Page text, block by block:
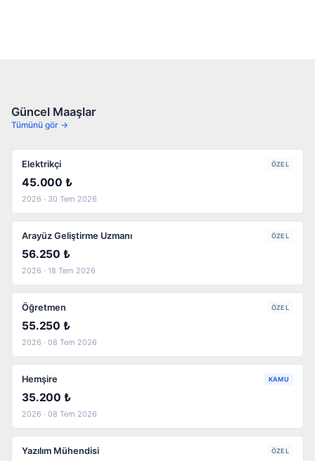
Güncel Maaşlar
Tümünü gör →
Elektrikçi ÖZEL
45.000 ₺
2026 · 30 Tem 2026
Arayüz Geliştirme Uzmanı ÖZEL
56.250 ₺
2026 · 18 Tem 2026
Öğretmen ÖZEL
55.250 ₺
2026 · 08 Tem 2026
Hemşire KAMU
35.200 ₺
2026 · 08 Tem 2026
Yazılım Mühendisi ÖZEL